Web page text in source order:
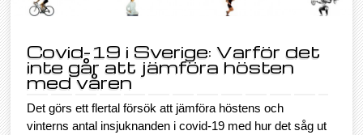
Covid-19 i Sverige: Varför det
inte går att jämföra hösten
med våren
Det görs ett flertal försök att jämföra höstens och
vinterns antal insjuknanden i covid-19 med hur det såg ut